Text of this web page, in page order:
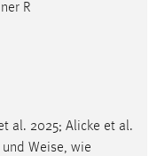
R
al. 2025; Alicke et al.
und Weise, wie